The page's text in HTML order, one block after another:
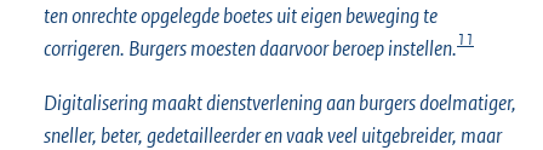
ten onrechte opgelegde boetes uit eigen beweging te
corrigeren. Burgers moesten daarvoor beroep instellen.11
Digitalisering maakt dienstverlening aan burgers doelmatiger,
sneller, beter, gedetailleerder en vaak veel uitgebreider, maar